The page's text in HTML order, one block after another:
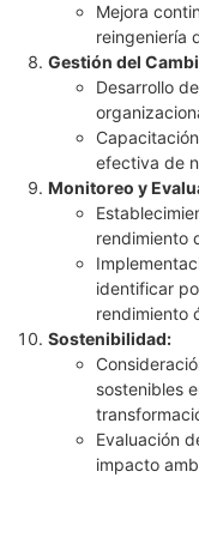
Mejora
reingeniería
Gestión del
Desarrollo
efectiva de
Monitoreo y
rendimiento
identificar
rendimiento
Sostenibilidad:
sostenibles
Evaluación
impacto